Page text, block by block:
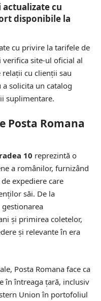
cu
disponibile la
cu privire la tarifele de
verifica site-ul oficial al
relații cu clienții sau
solicita un catalog
suplimentare.
Posta Romana
10 reprezintă o
a românilor, furnizând
expediere care
săi. De la
și primirea coletelor,
și relevante în era
Posta Romana face ca
în întreaga țară, inclusiv
Union în portofoliul